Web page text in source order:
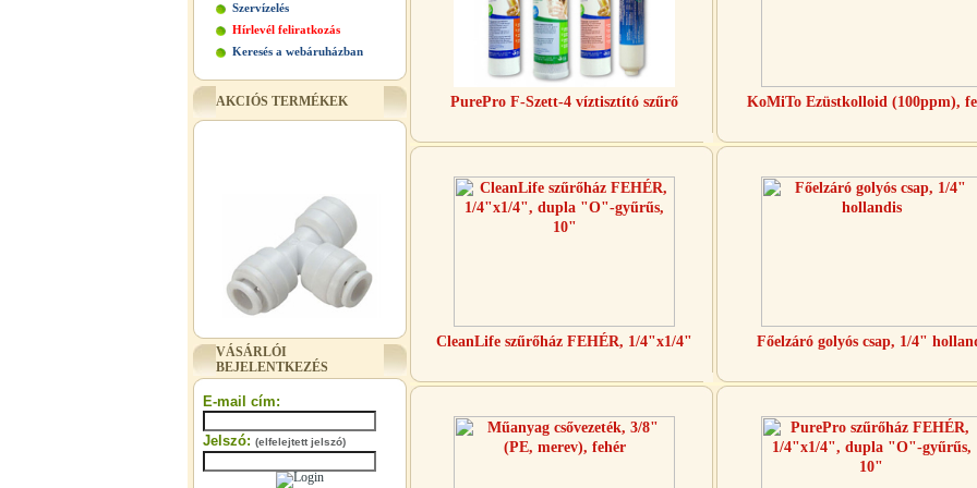
Szervízelés
Hírlevél feliratkozás
Keresés a webáruházban
AKCIÓS TERMÉKEK
"T" elosztó-idom 3/8"x1/4"x3/8",
Quick
320,-Ft
VÁSÁRLÓI
BEJELENTKEZÉS
E-mail cím:
Jelszó: (elfelejtett jelszó)
PurePro F-Szett-4 víztisztító szűrő KoMiTo Ezüstkolloid (100ppm),
CleanLife szűrőház FEHÉR, 1/4"x1/4" Főelzáró golyós csap, 1/4"